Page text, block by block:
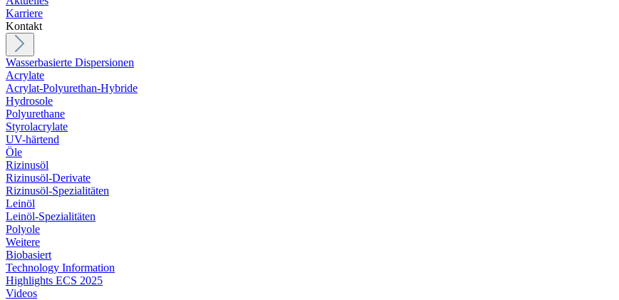
Karriere
Kontakt
Wasserbasierte Dispersionen
Acrylate
Acrylat-Polyurethan-Hybride
Hydrosole
Polyurethane
Styrolacrylate
UV-härtend
Öle
Rizinusöl
Rizinusöl-Derivate
Rizinusöl-Spezialitäten
Leinöl
Leinöl-Spezialitäten
Polyole
Weitere
Biobasiert
Technology Information
Highlights ECS 2025
Videos